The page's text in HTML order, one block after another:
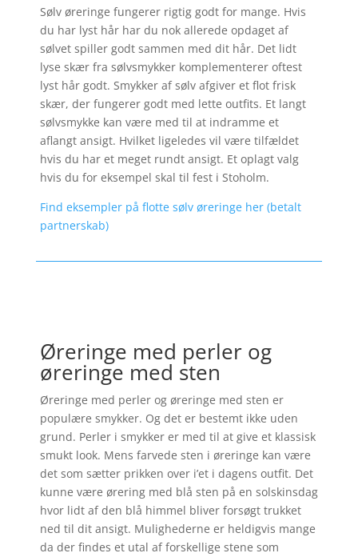
Sølv øreringe fungerer rigtig godt for mange. Hvis
du har lyst hår har du nok allerede opdaget af
sølvet spiller godt sammen med dit hår. Det lidt
lyse skær fra sølvsmykker komplementerer oftest
lyst hår godt. Smykker af sølv afgiver et flot frisk
skær, der fungerer godt med lette outfits. Et langt
sølvsmykke kan være med til at indramme et
aflangt ansigt. Hvilket ligeledes vil være tilfældet
hvis du har et meget rundt ansigt. Et oplagt valg
hvis du for eksempel skal til fest i Stoholm.
Find eksempler på flotte sølv øreringe her (betalt
partnerskab)
Øreringe med perler og
øreringe med sten
Øreringe med perler og øreringe med sten er
populære smykker. Og det er bestemt ikke uden
grund. Perler i smykker er med til at give et klassisk
smukt look. Mens farvede sten i øreringe kan være
det som sætter prikken over i’et i dagens outfit. Det
kunne være ørering med blå sten på en solskinsdag
hvor lidt af den blå himmel bliver forsøgt trukket
ned til dit ansigt. Mulighederne er heldigvis mange
da der findes et utal af forskellige stene som